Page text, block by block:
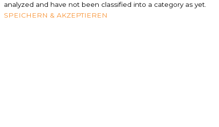
analyzed and have not been classified into a category as yet.
SPEICHERN & AKZEPTIEREN